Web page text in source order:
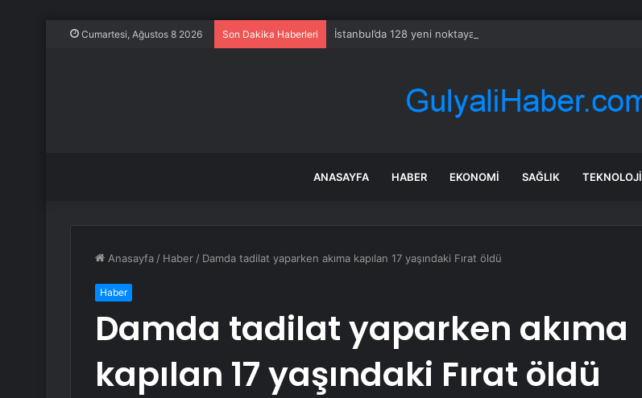
Cumartesi, Ağustos 8 2026 Son Dakika Haberleri İstanbul’da 128 yeni noktaya daha EDS geliyor
ANASAYFA HABER EKONOMI SAĞLIK TEKNOLOJI
Anasayfa / Haber / Damda tadilat yaparken akıma kapılan 17 yaşındaki Fırat öldü
Haber
Damda tadilat yaparken akıma
kapılan 17 yaşındaki Fırat öldü